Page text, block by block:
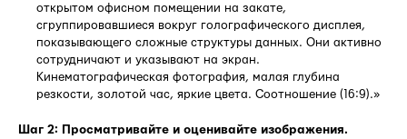
открытом офисном помещении на закате,
сгруппировавшиеся вокруг голографического дисплея,
показывающего сложные структуры данных. Они активно
сотрудничают и указывают на экран.
Кинематографическая фотография, малая глубина
резкости, золотой час, яркие цвета. Соотношение (16:9).»
Шаг 2: Просматривайте и оценивайте изображения.